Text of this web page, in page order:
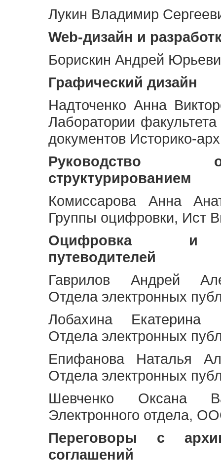
Лукин Владимир
Web-дизайн и
Борискин Андрей
Графический дизайн
Надточенко Анна
Лаборатории
документов Историко-
Руководство
структурированием
Комиссарова Анна
Группы оцифровки, Ист
Оцифровка и
путеводителей
Гаврилов Андрей
Отдела электронных
Лобахина Екатерина
Отдела электронных
Епифанова Наталья
Отдела электронных
Шевченко Оксана
Электронного отдела,
Переговоры с
соглашений